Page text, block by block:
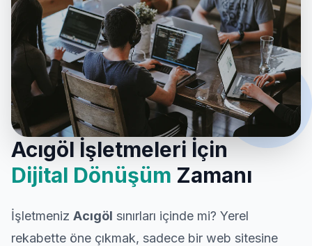
Acıgöl İşletmeleri İçin
Dijital Dönüşüm Zamanı
İşletmeniz Acıgöl sınırları içinde mi? Yerel
rekabette öne çıkmak, sadece bir web sitesine